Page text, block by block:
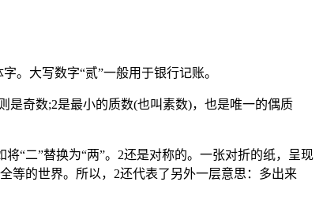
。大写数字“贰”一般用于银行记账。
奇数;2是最小的质数(也叫素数)，也是唯一的偶质
“二”替换为“两”。2还是对称的。一张对折的纸，呈现
等的世界。所以，2还代表了另外一层意思：多出来